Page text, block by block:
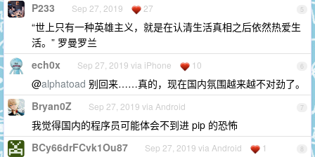
5
P233 Sep 27, 2019 27
“世上只有一种英雄主义，就是在认清生活真相之后依然热爱生
活。” 罗曼罗兰
6
ech0x Sep 27, 2019 via iPhone 10
@alphatoad 别回来……真的，现在国内氛围越来越不对劲了。
7
Bryan0Z Sep 27, 2019 via Android
我觉得国内的程序员可能体会不到进 pip 的恐怖
8
BCy66drFCvk1Ou87 Sep 27, 2019 via Android 1